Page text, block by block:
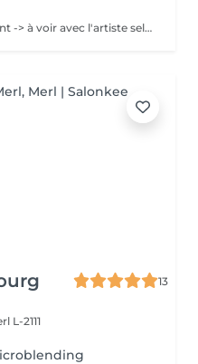
A partir de 12 mois du 1" traitement -> à voir avec l'artiste selon chaque cas. Chaque cliente repart sublimée: La micropigmentation des lèvres est une technique innovante qui permet de recréer des lèvres naturelles et réalistes. Nos experts artistiques utilisent des pigments spéciaux pour créer subtilement des micro-points pour les lèvres, donnant l'illusion d'un effet de couleur harmonieuse pour les lèvres avec la technique du MicroShading poudré. Ces méthodes révolutionnaires sont non invasives et offre des résultats impressionnants. Découvrez la micropigmentation des lèvres à Luxembourg-gare avec Diana.
13
L-2111